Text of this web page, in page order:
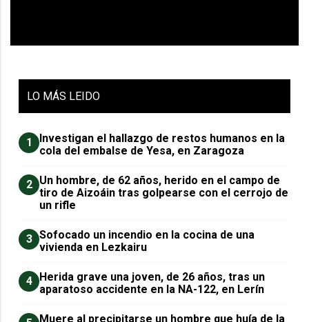
LO MÁS LEIDO
1
Investigan el hallazgo de restos humanos en la
cola del embalse de Yesa, en Zaragoza
2 Un hombre, de 62 años, herido en el campo de
tiro de Aizoáin tras golpearse con el cerrojo de
un rifle
3 Sofocado un incendio en la cocina de una
vivienda en Lezkairu
4 Herida grave una joven, de 26 años, tras un
aparatoso accidente en la NA-122, en Lerín
Muere al precipitarse un hombre que huía de la